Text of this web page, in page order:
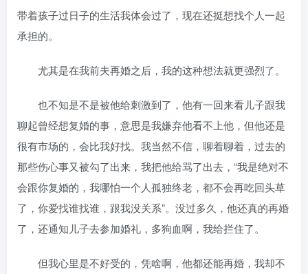
带着孩子过日子的生活我体会过了，现在还挺想找个人一起
承担的。
尤其是在我前夫再婚之后，我的这种想法就更强烈了。
也不知是不是被他给刺激到了，他有一回来看儿子跟我
聊起曾经想复婚的事，意思是我嫌弃他看不上他，但他还是
很有市场的，会比我好找。我当然不信，聊着聊着，过去的
那些伤心事又被勾了出来，我把他给骂了出去，“我是绝对不
会跟你复婚的，我哪怕一个人孤独终老，都不会再吃回头草
了，你爱找谁找谁，跟我没关系”。没过多久，他还真的再婚
了，还通知儿子去参加婚礼，多狗血啊，我给拦住了。
但我心里是不好受的，凭啥啊，他都还能再婚，我却不